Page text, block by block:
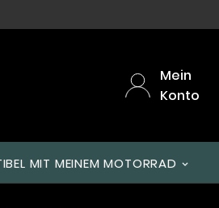
Mein
Konto
MIT MEINEM MOTORRAD